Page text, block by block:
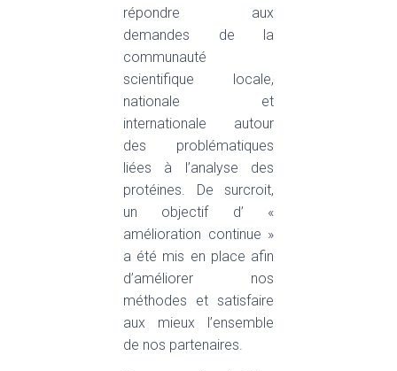
répondre aux
demandes de la
communauté
scientifique locale,
nationale et
internationale autour
des problématiques
liées à l’analyse des
protéines. De surcroit,
un objectif d’ «
amélioration continue »
a été mis en place afin
d’améliorer nos
méthodes et satisfaire
aux mieux l’ensemble
de nos partenaires.